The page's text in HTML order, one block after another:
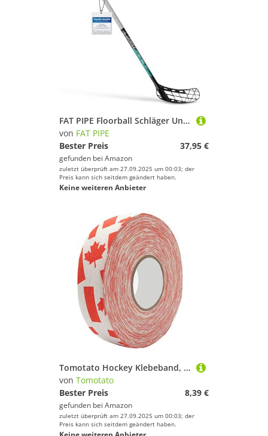
FAT PIPE Floorball Schläger Unihockey Stock Zack 27 Bone Coral Green - IFF Zertifiziert, mit Bone Schaufel/Kelle (rechte Hand Oben am Schläger, sogenannter Linksausleger, 96)
von FAT PIPE
Bester Preis
37,95 €
gefunden bei Amazon
zuletzt überprüft am 27.09.2025 um 00:03; der
Preis kann sich seitdem geändert haben.
Keine weiteren Anbieter
Tomotato Hockey Klebeband, 2,5cm x 25m Hockey Schutzband, Sport Griffe Band für Eishockey und Rollhockeyschläger Sportzubehör, Klingen und Griffschutz(Rotes Ahornblatt)
von Tomotato
Bester Preis
8,39 €
gefunden bei Amazon
zuletzt überprüft am 27.09.2025 um 00:03; der
Preis kann sich seitdem geändert haben.